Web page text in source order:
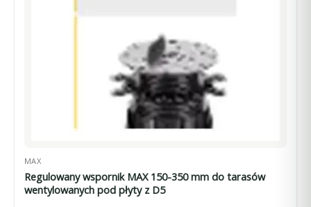
MAX
Regulowany wspornik MAX 150-350 mm do tarasów
wentylowanych pod płyty z D5